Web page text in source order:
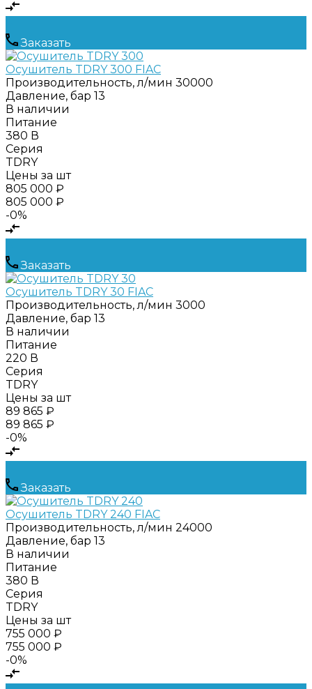
Заказать
Осушитель TDRY 300 FIAC
Производительность, л/мин 30000
Давление, бар 13
В наличии
Питание
380 В
Серия
TDRY
Цены за шт
805 000 ₽
805 000 ₽
-0%
Заказать
Осушитель TDRY 30 FIAC
Производительность, л/мин 3000
Давление, бар 13
В наличии
Питание
220 В
Серия
TDRY
Цены за шт
89 865 ₽
89 865 ₽
-0%
Заказать
Осушитель TDRY 240 FIAC
Производительность, л/мин 24000
Давление, бар 13
В наличии
Питание
380 В
Серия
TDRY
Цены за шт
755 000 ₽
755 000 ₽
-0%